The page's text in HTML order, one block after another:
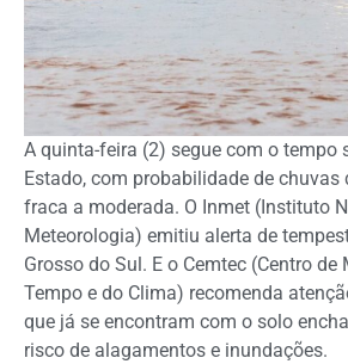
A quinta-feira (2) segue com o tempo
Estado, com probabilidade de chuvas
fraca a moderada. O Inmet (Instituto
Meteorologia) emitiu alerta de
Grosso do Sul. E o Cemtec (Centro
Tempo e do Clima) recomenda
que já se encontram com o solo
risco de alagamentos e inundações.